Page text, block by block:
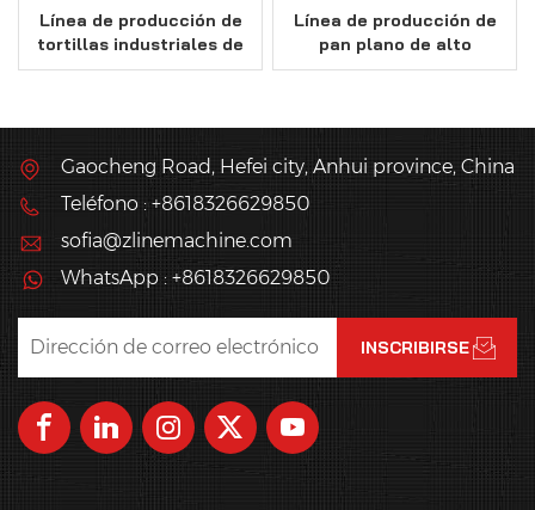
Línea de producción de
tortillas industriales de
alto rendimiento
Línea de producción de
pan plano de alto
rendimiento y capacidad
Gaocheng Road, Hefei city, Anhui province, China
Teléfono : +8618326629850
sofia@zlinemachine.com
WhatsApp : +8618326629850